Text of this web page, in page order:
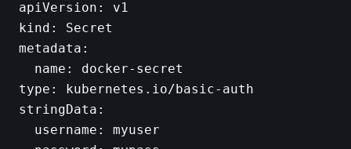
apiVersion: v1
kind: Secret
metadata:
  name: docker-secret
type: kubernetes.io/basic-auth
stringData:
  username: myuser